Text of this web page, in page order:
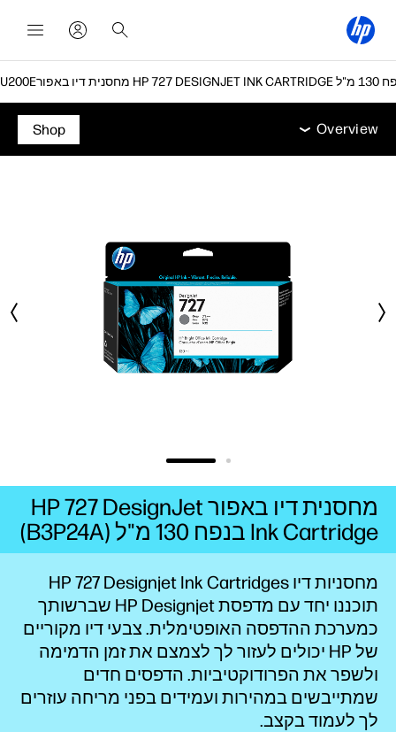
Overview
תמיכה
Overview
Shop
מחסניות דיו HP 727 Designjet Ink Cartridges
תוכננו יחד עם מדפסת HP Designjet שברשותך
כמערכת ההדפסה האופטימלית. צבעי דיו מקוריים
של HP יכולים לעזור לך לצמצם את זמן הדמימה
ולשפר את הפרודוקטיביות. הדפסים חדים
שמתייבשים במהירות ועמידים בפני מריחה עוזרים
לך לעמוד בקצב.
מחסנית דיו באפור HP 727 DesignJet
Ink Cartridge בנפח 130 מ"ל (B3P24A)